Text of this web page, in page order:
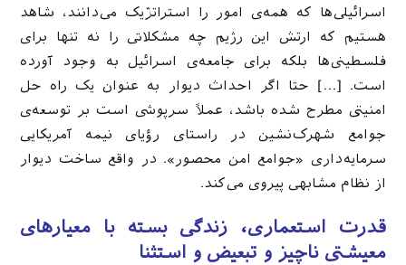
اسرائیلی‌ها که همه‌ی امور را استراتژیک می‌دانند، شاهد
هستیم که ارتش این رژیم چه مشکلاتی را نه تنها برای
فلسطینی‌ها بلکه برای جامعه‌ی اسرائیل به وجود آورده
است. […] حتا اگر احداث دیوار به عنوان یک راه حل
امنیتی مطرح شده باشد، عملاً سرپوشی است بر توسعه‌ی
جوامع شهرک‌نشین در راستای رؤیای نیمه آمریکایی
سرمایه‌داری «جوامع امن محصور». در واقع ساخت دیوار
از نظام مشابهی پیروی می‌کند.
قدرت استعماری، زندگی بسته با معیارهای
معیشتی ناچیز و تبعیض و استثنا